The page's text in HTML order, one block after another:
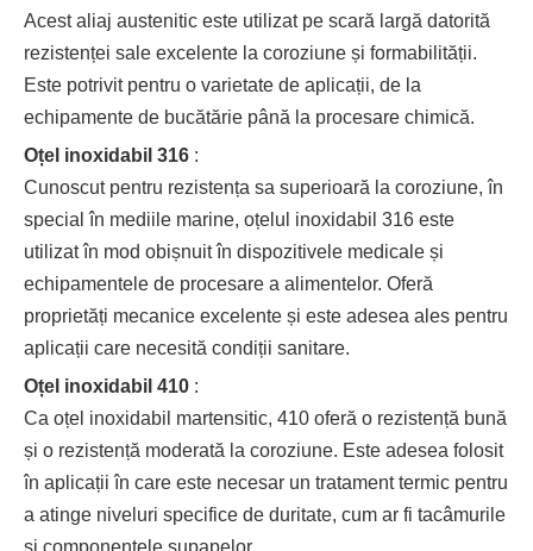
Acest aliaj austenitic este utilizat pe scară largă datorită
rezistenței sale excelente la coroziune și formabilității.
Este potrivit pentru o varietate de aplicații, de la
echipamente de bucătărie până la procesare chimică.
Oțel inoxidabil 316 :
Cunoscut pentru rezistența sa superioară la coroziune, în
special în mediile marine, oțelul inoxidabil 316 este
utilizat în mod obișnuit în dispozitivele medicale și
echipamentele de procesare a alimentelor. Oferă
proprietăți mecanice excelente și este adesea ales pentru
aplicații care necesită condiții sanitare.
Oțel inoxidabil 410 :
Ca oțel inoxidabil martensitic, 410 oferă o rezistență bună
și o rezistență moderată la coroziune. Este adesea folosit
în aplicații în care este necesar un tratament termic pentru
a atinge niveluri specifice de duritate, cum ar fi tacâmurile
și componentele supapelor.